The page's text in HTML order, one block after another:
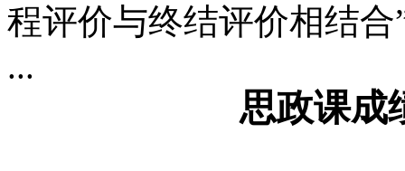
程评价与终结评价相结
...
思政课成